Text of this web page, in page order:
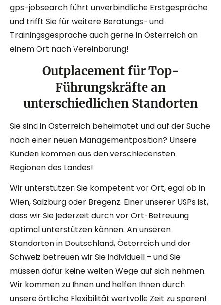
gps-jobsearch führt unverbindliche Erstgespräche
und trifft Sie für weitere Beratungs- und
Trainingsgespräche auch gerne in Österreich an
einem Ort nach Vereinbarung!
Outplacement für Top-
Führungskräfte an
unterschiedlichen Standorten
Sie sind in Österreich beheimatet und auf der Suche
nach einer neuen Managementposition? Unsere
Kunden kommen aus den verschiedensten
Regionen des Landes!
Wir unterstützen Sie kompetent vor Ort, egal ob in
Wien, Salzburg oder Bregenz. Einer unserer USPs ist,
dass wir Sie jederzeit durch vor Ort-Betreuung
optimal unterstützen können. An unseren
Standorten in Deutschland, Österreich und der
Schweiz betreuen wir Sie individuell – und Sie
müssen dafür keine weiten Wege auf sich nehmen.
Wir kommen zu Ihnen und helfen Ihnen durch
unsere örtliche Flexibilität wertvolle Zeit zu sparen!